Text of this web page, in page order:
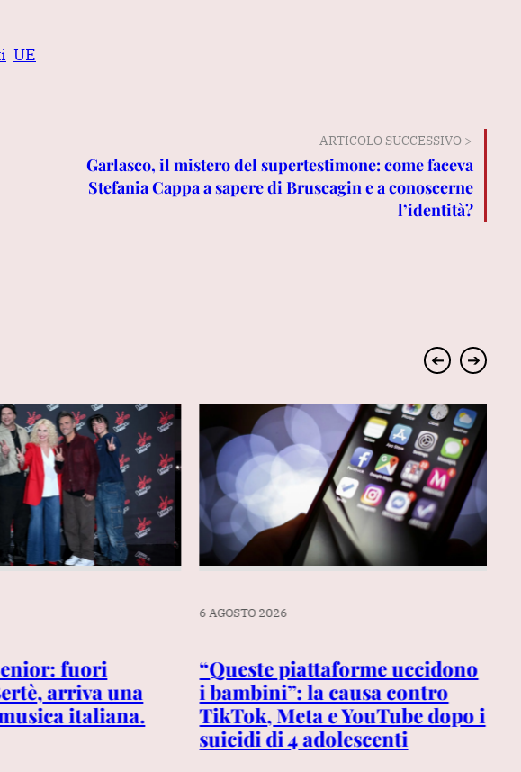
UE
ARTICOLO SUCCESSIVO >
Garlasco, il mistero del supertestimone: come faceva
Stefania Cappa a sapere di Bruscagin e a conoscerne
l’identità?
➔ ➔
fuori
arriva una
italiana.
6 AGOSTO 2026
“Queste piattaforme uccidono
i bambini”: la causa contro
TikTok, Meta e YouTube dopo i
suicidi di 4 adolescenti